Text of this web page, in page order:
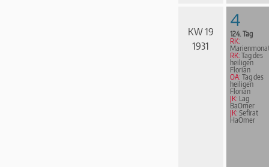
KW 19
1931
4
124. Tag
RK:
RK: Tag des
heiligen
Florian
OA: Tag des
heiligen
Florian
JK: Lag
BaOmer
JK: Sefirat
HaOmer